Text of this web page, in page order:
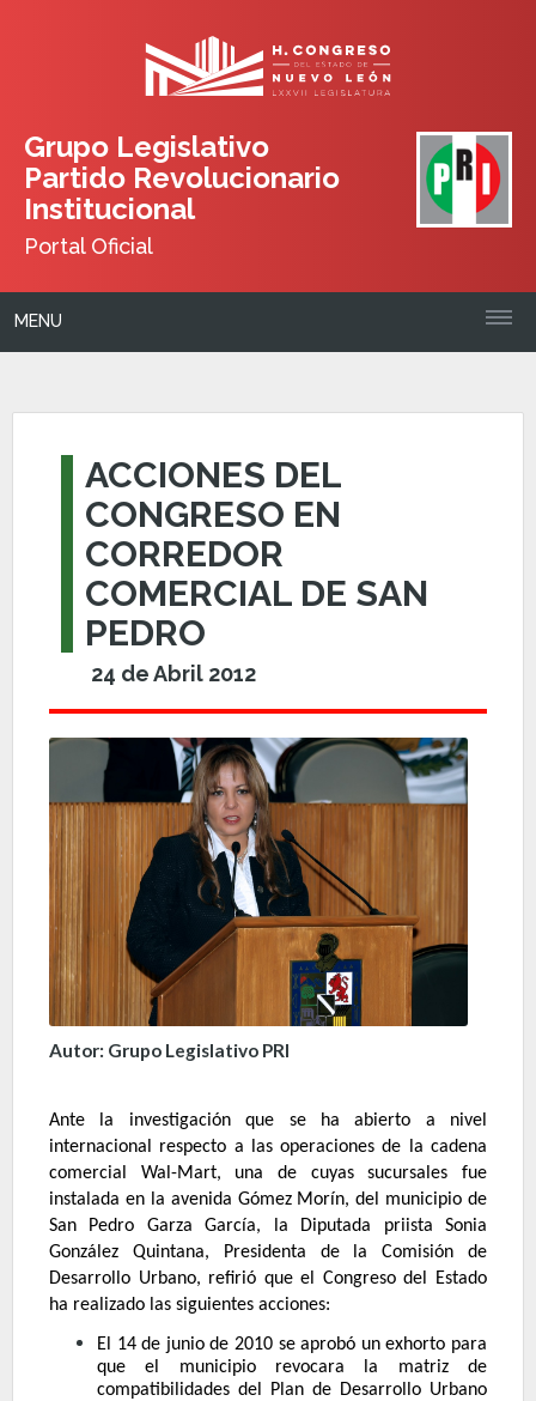
Grupo Legislativo
Partido Revolucionario
Institucional
Portal Oficial
MENU
ACCIONES DEL
CONGRESO EN
CORREDOR
COMERCIAL DE SAN
PEDRO
24 de Abril 2012
Autor: Grupo Legislativo PRI
Ante la investigación que se ha abierto a nivel
internacional respecto a las operaciones de la cadena
comercial Wal-Mart, una de cuyas sucursales fue
instalada en la avenida Gómez Morín, del municipio de
San Pedro Garza García, la Diputada priista Sonia
González Quintana, Presidenta de la Comisión de
Desarrollo Urbano, refirió que el Congreso del Estado
ha realizado las siguientes acciones:
El 14 de junio de 2010 se aprobó un exhorto para
que el municipio revocara la matriz de
compatibilidades del Plan de Desarrollo Urbano